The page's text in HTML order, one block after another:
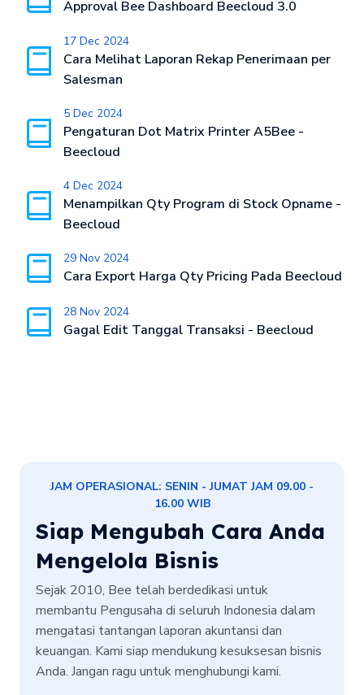
Approval Bee Dashboard Beecloud 3.0
17 Dec 2024
Cara Melihat Laporan Rekap Penerimaan per
Salesman
5 Dec 2024
Pengaturan Dot Matrix Printer A5Bee -
Beecloud
4 Dec 2024
Menampilkan Qty Program di Stock Opname -
Beecloud
29 Nov 2024
Cara Export Harga Qty Pricing Pada Beecloud
28 Nov 2024
Gagal Edit Tanggal Transaksi - Beecloud
JAM OPERASIONAL: SENIN - JUMAT JAM 09.00 -
16.00 WIB
Siap Mengubah Cara Anda
Mengelola Bisnis
Sejak 2010, Bee telah berdedikasi untuk
membantu Pengusaha di seluruh Indonesia dalam
mengatasi tantangan laporan akuntansi dan
keuangan. Kami siap mendukung kesuksesan bisnis
Anda. Jangan ragu untuk menghubungi kami.